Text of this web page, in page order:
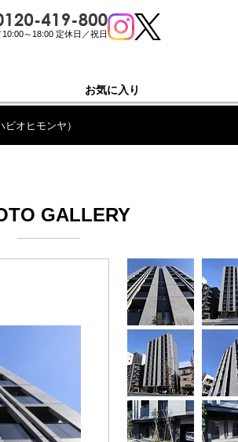
～18:00 定休日／祝日
お気に入り
ビオヒモンヤ）
GALLERY